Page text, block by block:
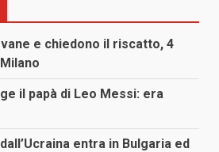
e chiedono il riscatto, 4
il papà di Leo Messi: era
entra in Bulgaria ed